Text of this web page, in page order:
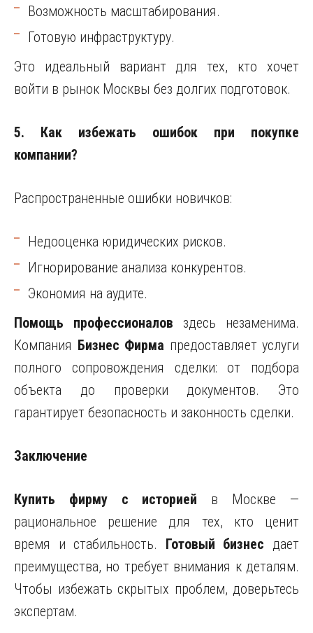
Возможность масштабирования.
Готовую инфраструктуру.
Это идеальный вариант для тех, кто хочет
войти в рынок Москвы без долгих подготовок.
5. Как избежать ошибок при покупке
компании?
Распространенные ошибки новичков:
Недооценка юридических рисков.
Игнорирование анализа конкурентов.
Экономия на аудите.
Помощь профессионалов здесь незаменима.
Компания Бизнес Фирма предоставляет услуги
полного сопровождения сделки: от подбора
объекта до проверки документов. Это
гарантирует безопасность и законность сделки.
Заключение
Купить фирму с историей в Москве —
рациональное решение для тех, кто ценит
время и стабильность. Готовый бизнес дает
преимущества, но требует внимания к деталям.
Чтобы избежать скрытых проблем, доверьтесь
экспертам.